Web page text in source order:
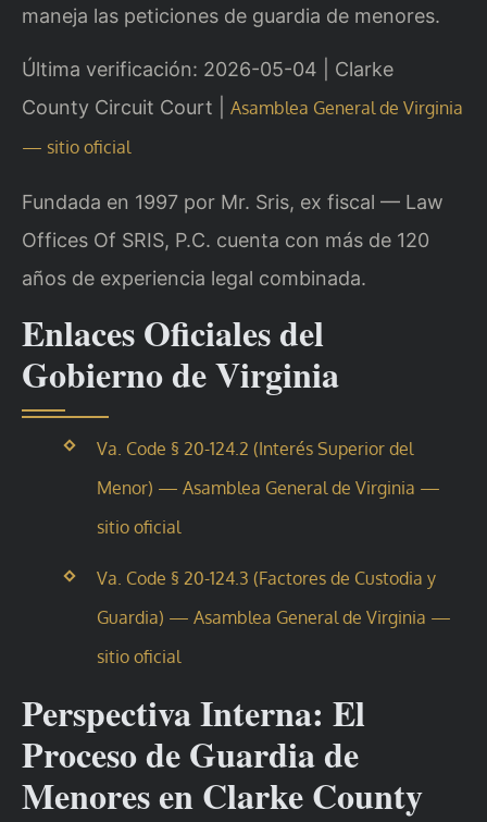
maneja las peticiones de guardia de menores.
Última verificación: 2026-05-04 | Clarke
County Circuit Court | Asamblea General de Virginia
— sitio oficial
Fundada en 1997 por Mr. Sris, ex fiscal — Law
Offices Of SRIS, P.C. cuenta con más de 120
años de experiencia legal combinada.
Enlaces Oficiales del
Gobierno de Virginia
Va. Code § 20-124.2 (Interés Superior del
Menor) — Asamblea General de Virginia —
sitio oficial
Va. Code § 20-124.3 (Factores de Custodia y
Guardia) — Asamblea General de Virginia —
sitio oficial
Perspectiva Interna: El
Proceso de Guardia de
Menores en Clarke County